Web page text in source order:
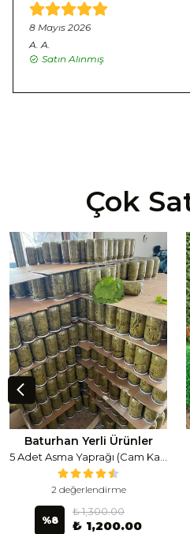
8 Mayıs 2026
A. A.
Satın Alınmış
Çok
Baturhan Yerli Ürünler
2 değerlendirme
%8
₺ 1,300.00
₺ 1,200.00